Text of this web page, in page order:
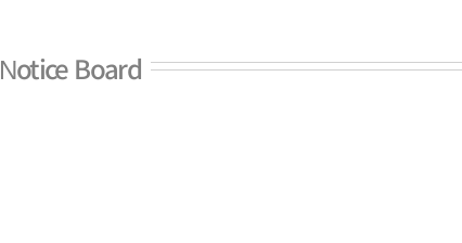
Notice Board